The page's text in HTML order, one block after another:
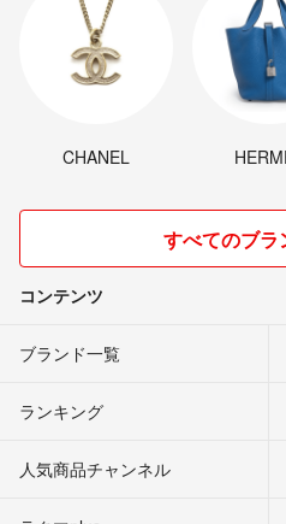
CHANEL
すべてのブラ
コンテンツ
ブランド一覧
ランキング
人気商品チャンネル